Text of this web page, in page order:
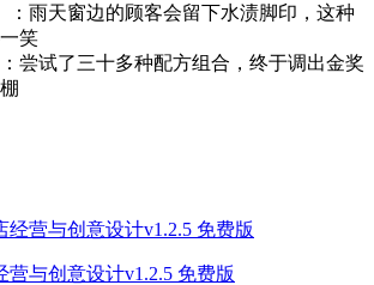
：雨天窗边的顾客会留下水渍脚印，这种
笑
：尝试了三十多种配方组合，终于调出金奖
营与创意设计v1.2.5 免费版